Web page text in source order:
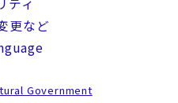
ティ
更など
Government